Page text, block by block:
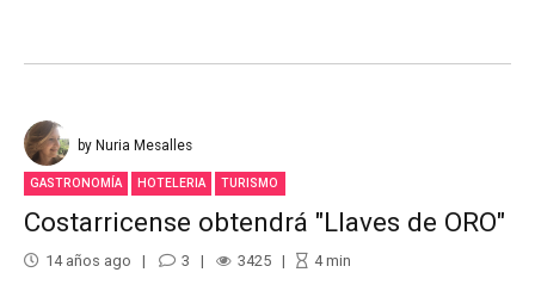
by Nuria Mesalles
GASTRONOMÍA HOTELERIA TURISMO
Costarricense obtendrá "Llaves de ORO"
14 años ago 3 3425 4min